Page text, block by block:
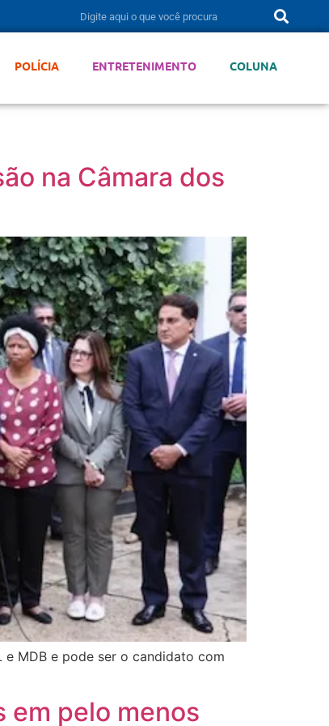
POLÍCIA ENTRETENIMENTO COLUNA
na Câmara dos
MDB e pode ser o candidato com
em pelo menos